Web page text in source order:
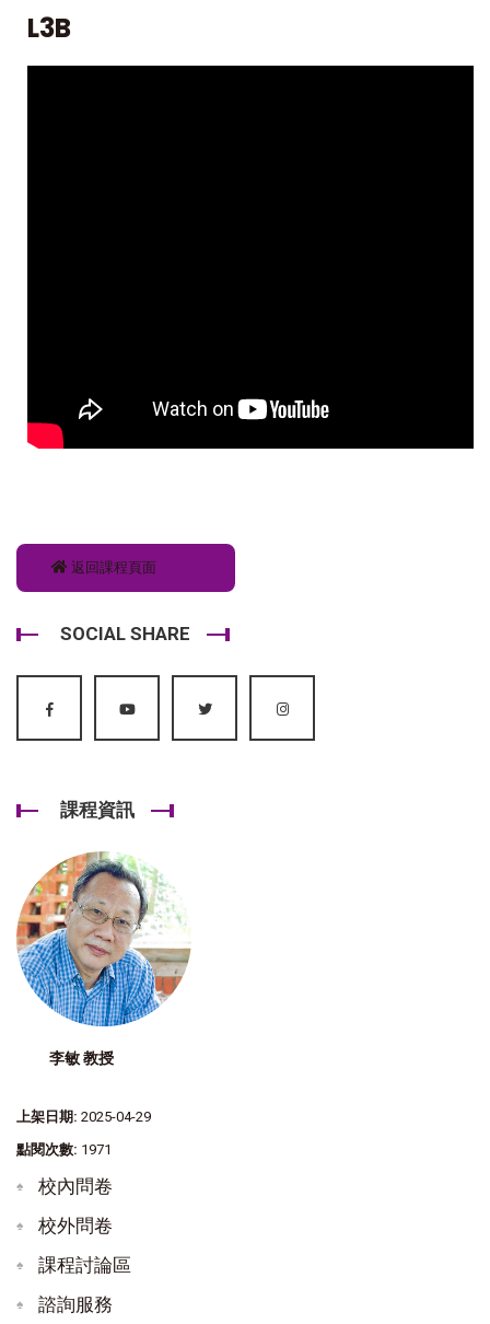
L3B
返回課程頁面
SOCIAL SHARE
課程資訊
李敏 教授
上架日期: 2025-04-29
點閱次數: 1971
校內問卷
校外問卷
課程討論區
諮詢服務